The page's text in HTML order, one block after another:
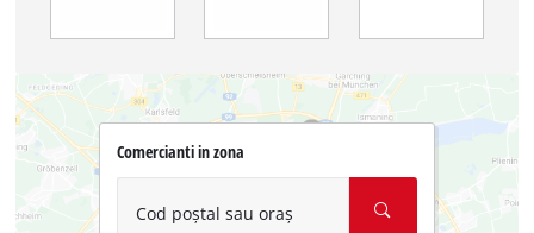
Comercianti in zona
Cod poștal sau oraș